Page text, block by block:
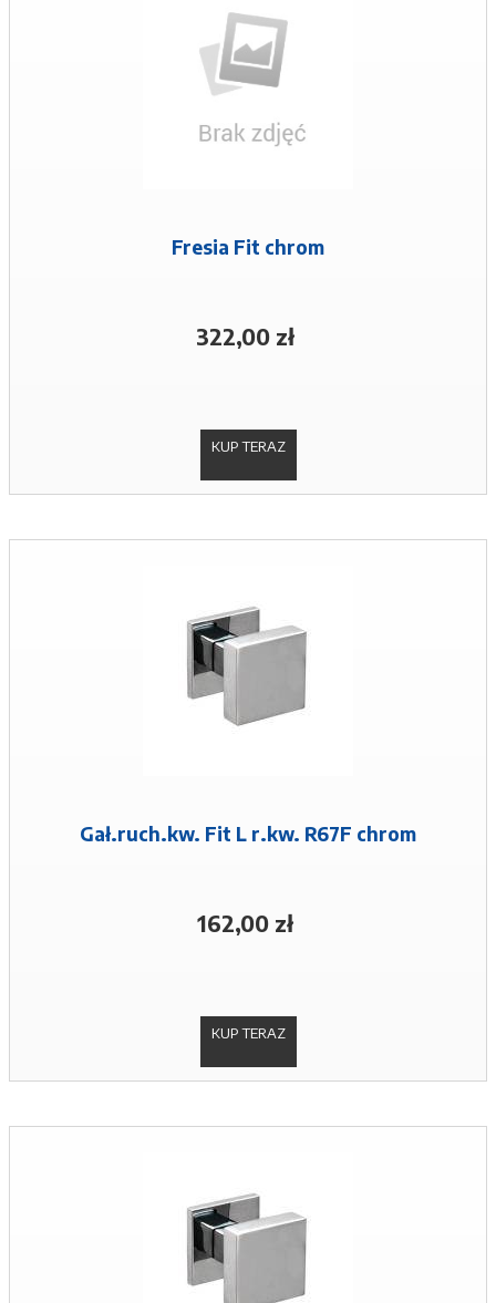
Fresia Fit chrom
322,00 zł
KUP TERAZ
Gał.ruch.kw. Fit L r.kw. R67F chrom
162,00 zł
KUP TERAZ